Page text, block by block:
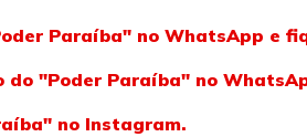
Paraíba" no WhatsApp e
do "Poder Paraíba" no
no Instagram.